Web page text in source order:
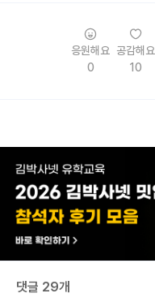
응원해요
0
공감해요
10
댓글 29개